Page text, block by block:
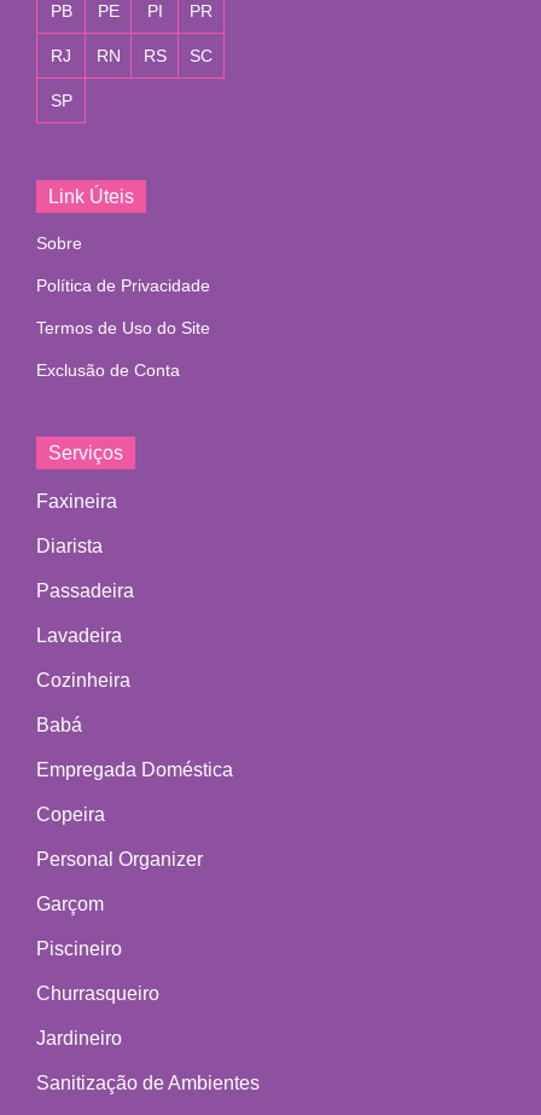
PB PE PI PR
RJ RN RS SC
SP
Link Úteis
Sobre
Política de Privacidade
Termos de Uso do Site
Exclusão de Conta
Serviços
Faxineira
Diarista
Passadeira
Lavadeira
Cozinheira
Babá
Empregada Doméstica
Copeira
Personal Organizer
Garçom
Piscineiro
Churrasqueiro
Jardineiro
Sanitização de Ambientes